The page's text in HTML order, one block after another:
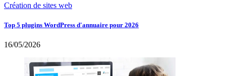
Création de sites web
Top 5 plugins WordPress d'annuaire pour 2026
16/05/2026